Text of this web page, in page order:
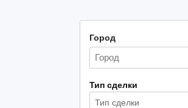
Город
Тип сделки
Тип сделки